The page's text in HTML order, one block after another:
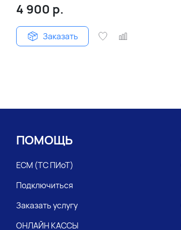
4 900 р.
Заказать
ПОМОЩЬ
ЕСМ (ТС ПИоТ)
Подключиться
Заказать услугу
ОНЛАЙН КАССЫ